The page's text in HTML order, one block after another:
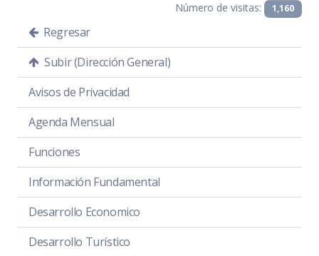
Número de visitas: 1,160
Regresar
Subir (Dirección General)
Avisos de Privacidad
Agenda Mensual
Funciones
Información Fundamental
Desarrollo Economico
Desarrollo Turístico